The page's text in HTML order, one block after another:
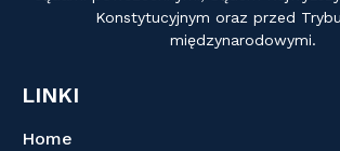
Konstytucyjnym oraz przed
międzynarodowymi.
LINKI
Home